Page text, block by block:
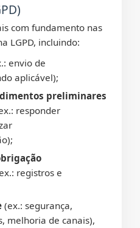
com fundamento nas
LGPD, incluindo:
envio de
aplicável);
preliminares
responder
registros e
(ex.: segurança,
melhoria de canais),